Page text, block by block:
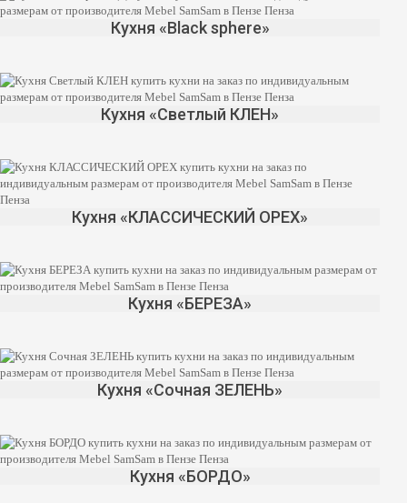
Кухня «Black sphere»
Кухня «Светлый КЛЕН»
Кухня «КЛАССИЧЕСКИЙ ОРЕХ»
Кухня «БЕРЕЗА»
Кухня «Сочная ЗЕЛЕНЬ»
Кухня «БОРДО»